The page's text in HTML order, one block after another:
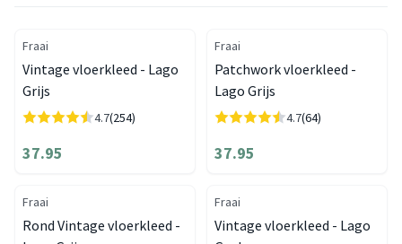
Fraai
Vintage vloerkleed - Lago
Grijs
4.7(254)
37.95
Fraai
Patchwork vloerkleed -
Lago Grijs
4.7(64)
37.95
Fraai
Rond Vintage vloerkleed -
Fraai
Vintage vloerkleed - Lago